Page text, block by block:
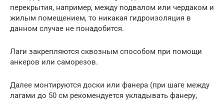
перекрытия, например, между подвалом или чердаком и
жилым помещением, то никакая гидроизоляция в
данном случае не понадобится.
Лаги закрепляются сквозным способом при помощи
анкеров или саморезов.
Далее монтируются доски или фанера (при шаге между
лагами до 50 см рекомендуется укладывать фанеру,